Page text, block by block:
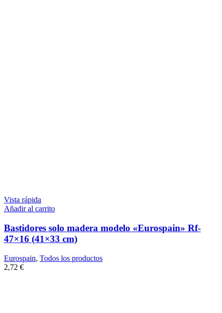
Vista rápida
Añadir al carrito
Bastidores solo madera modelo «Eurospain» Rf-
47×16 (41×33 cm)
Eurospain, Todos los productos
2,72 €